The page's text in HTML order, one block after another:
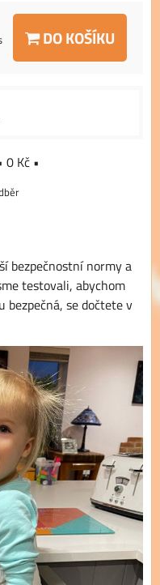
DO KOŠÍKU
0 Kč •
bezpečnostní normy a
testovali, abychom
bezpečná, se dočtete v